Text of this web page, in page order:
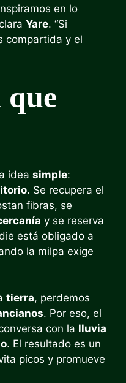
en lo
Yare. “Si
compartida y el
que
idea simple:
. Se recupera el
fibras, se
y se reserva
está obligado a
la milpa exige
tierra, perdemos
. Por eso, el
con la lluvia
. El resultado es un
picos y promueve